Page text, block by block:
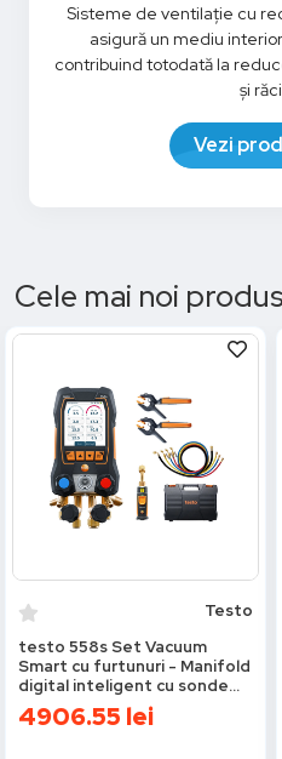
Sisteme de ventilație cu
asigură un mediu
contribuind totodată la
și
Vezi
Cele mai noi
Testo
testo 558s Set Vacuum
Smart cu furtunuri - Manifold
digital inteligent cu sonde
de temperatură și vacuum
wireless și set de încărcare cu
4906.55 lei